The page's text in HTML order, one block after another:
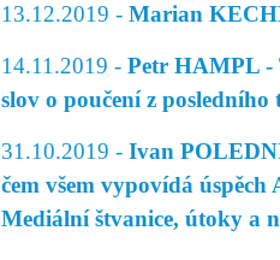
13.12.2019 - Marian
14.11.2019 - Petr HAMPL -
slov o poučení z posledního
31.10.2019 - Ivan
čem všem vypovídá
Mediální štvanice, útoky a